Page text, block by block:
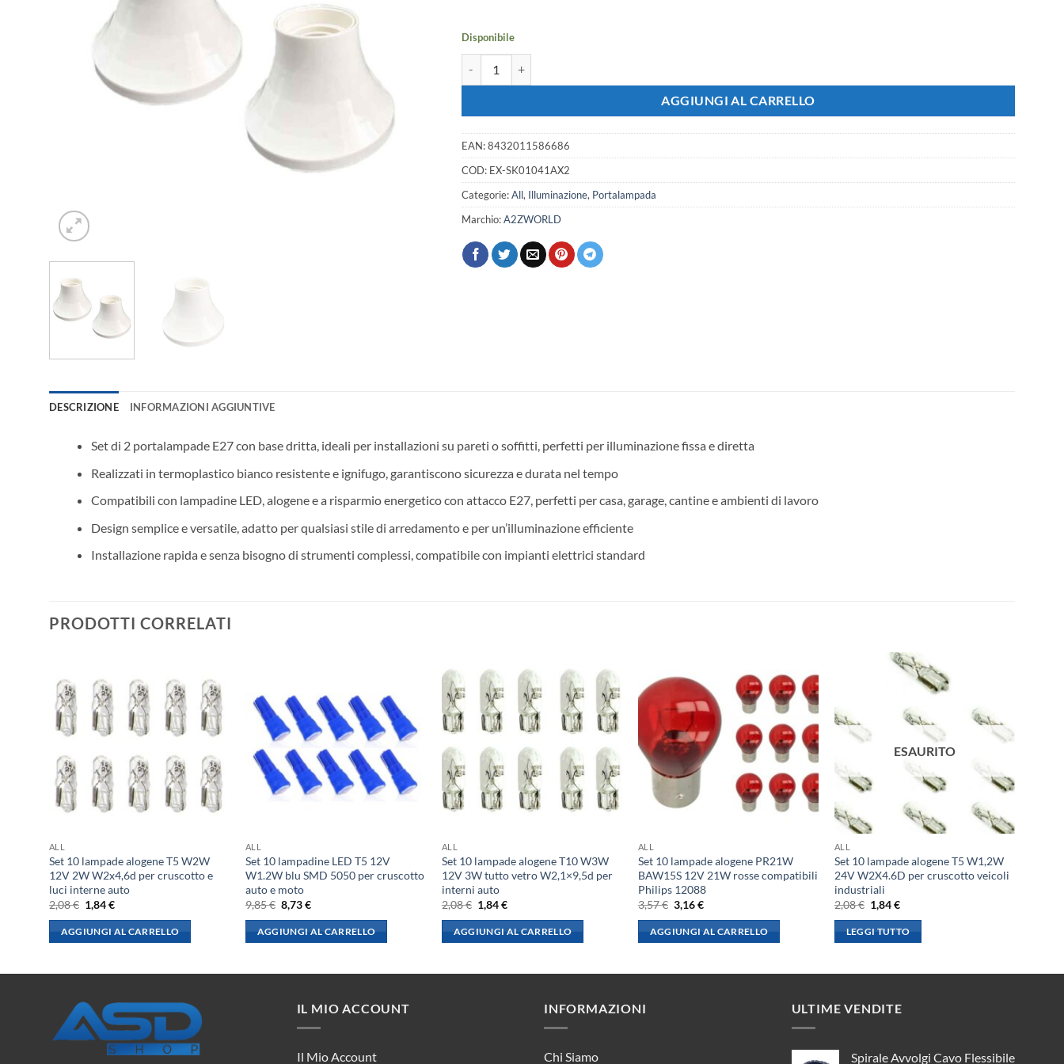
Disponibile
AGGIUNGI AL CARRELLO
EAN:8432011586686
COD: EX-SK01041AX2
Categorie:All, Illuminazione, Portalampada
Marchio:A2ZWORLD
DESCRIZIONE INFORMAZIONI AGGIUNTIVE
Set di 2 portalampade E27 con base dritta, ideali per installazioni su pareti o soffitti, perfetti per illuminazione fissa e diretta
Realizzati in termoplastico bianco resistente e ignifugo, garantiscono sicurezza e durata nel tempo
Compatibili con lampadine LED, alogene e a risparmio energetico con attacco E27, perfetti per casa, garage, cantine e ambienti di lavoro
Design semplice e versatile, adatto per qualsiasi stile di arredamento e per un’illuminazione efficiente
Installazione rapida e senza bisogno di strumenti complessi, compatibile con impianti elettrici standard
PRODOTTI CORRELATI
ALL
Set 10 lampade alogene T5 W2W
12V 2W W2x4,6d per cruscotto e
luci interne auto
2,08€ Il
prezzo
originale
era:
1,84€Il
attuale
è:
AGGIUNGI AL CARRELLO
ALL
Set 10 lampadine LED T5 12V
W1.2W blu SMD 5050 per cruscotto
auto e moto
9,85€ Il
prezzo
originale
era:
8,73€Il
attuale
è:
AGGIUNGI AL CARRELLO
ALL
Set 10 lampade alogene T10 W3W
12V 3W tutto vetro W2,1×9,5d per
interni auto
2,08€ Il
prezzo
originale
era:
1,84€Il
attuale
è:
AGGIUNGI AL CARRELLO
ALL
Set 10 lampade alogene PR21W
BAW15S 12V 21W rosse compatibili
Philips 12088
3,57€ Il
prezzo
originale
era:
3,16€Il
attuale
è:
AGGIUNGI AL CARRELLO
ESAURITO
ALL
Set 10 lampade alogene T5 W1,2W
24V W2X4.6D per cruscotto veicoli
industriali
2,08€ Il
prezzo
originale
era:
1,84€Il
attuale
è:
LEGGI TUTTO
IL MIO ACCOUNT
Il Mio Account
INFORMAZIONI
Chi Siamo
ULTIME VENDITE
Spirale Avvolgi Cavo Flessibile